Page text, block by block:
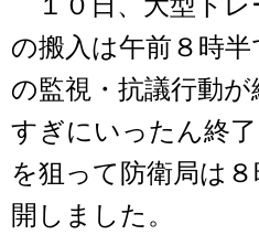
の搬入は午前８時
の監視・抗議行動
すぎにいったん終
を狙って防衛局は
開しました。